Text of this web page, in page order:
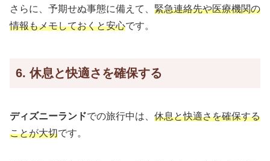
さらに、予期せぬ事態に備えて、 緊急連絡先や医療機関の
情報もメモしておくと安心です。
6. 休息と快適さを確保する
ディズニーランドでの旅行中は、 休息と快適さを確保する
ことが大切です。